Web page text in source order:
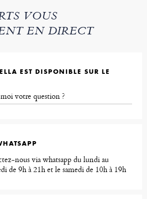
VOUS
EN DIRECT
EST DISPONIBLE SUR LE
votre question ?
nous via whatsapp du lundi au
de 9h à 21h et le samedi de 10h à 19h